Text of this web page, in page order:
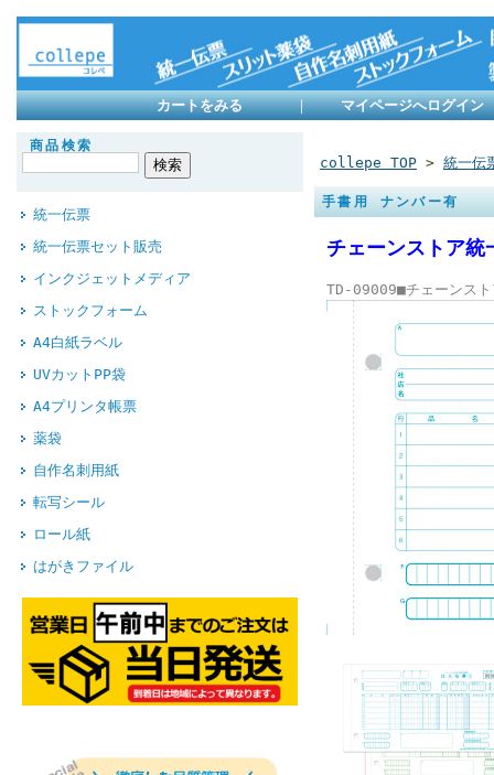
カートをみる ｜ マイページへログイン
商品検索
統一伝票
統一伝票セット販売
インクジェットメディア
ストックフォーム
A4白紙ラベル
UVカットPP袋
A4プリンタ帳票
薬袋
自作名刺用紙
転写シール
ロール紙
はがきファイル
collepe TOP > 統一伝
手書用 ナンバー有
チェーンストア
TD-09009■チェーンス